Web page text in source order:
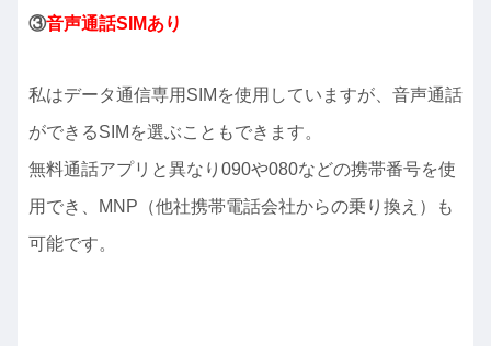
③音声通話SIMあり
私はデータ通信専用SIMを使用していますが、音声通話
ができるSIMを選ぶこともできます。
無料通話アプリと異なり090や080などの携帯番号を使
用でき、MNP（他社携帯電話会社からの乗り換え）も
可能です。